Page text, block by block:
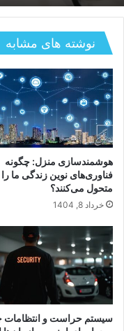
مشکلات یخچال
نوشته های مشابه
هوشمندسازی منزل: چگونه
فناوری‌های نوین زندگی ما را
متحول می‌کنند؟
خرداد 8, 1404
سیستم حراست و